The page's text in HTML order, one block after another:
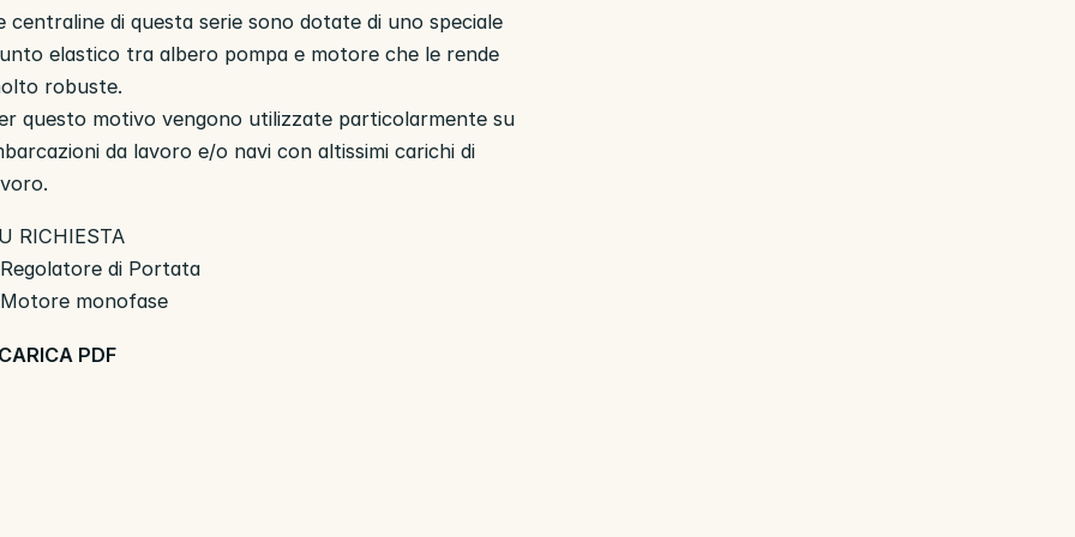
centraline di questa serie sono dotate di uno speciale
elastico tra albero pompa e motore che le rende
robuste.
questo motivo vengono utilizzate particolarmente su
da lavoro e/o navi con altissimi carichi di
RICHIESTA
di Portata
monofase
PDF